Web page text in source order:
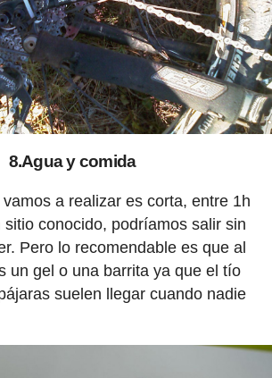
8.Agua y comida
a realizar es corta, entre 1h
conocido, podríamos salir sin
Pero lo recomendable es que al
un gel o una barrita ya que el tío
suelen llegar cuando nadie